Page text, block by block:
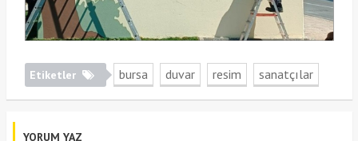
Etiketler bursa duvar resim sanatçılar
YORUM YAZ